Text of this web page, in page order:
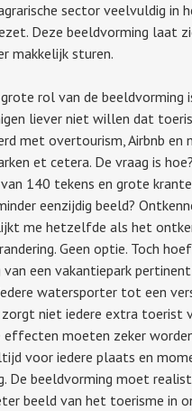
sector veelvuldig in
Deze beeldvorming laat
makkelijk sturen.
grote rol van de beeldvorming
liever niet willen dat
met overtourism, Airbnb en
et cetera. De vraag is
140 tekens en grote
eenzijdig beeld?
me hetzelfde als het
Geen optie. Toch
van een vakantiepark
watersporter tot een
zorgt niet iedere extra toerist
effecten moeten zeker
voor iedere plaats en
De beeldvorming moet
beeld van het toerisme in